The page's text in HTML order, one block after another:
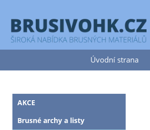
Úvodní strana
AKCE
Brusné archy a listy